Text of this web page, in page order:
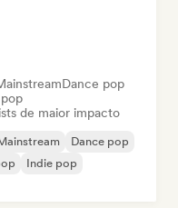
Dance pop
de maior impacto
Dance pop
Indie pop